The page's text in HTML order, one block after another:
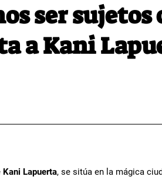
ser sujetos
a Kani
Kani Lapuerta, se sitúa en la mágica